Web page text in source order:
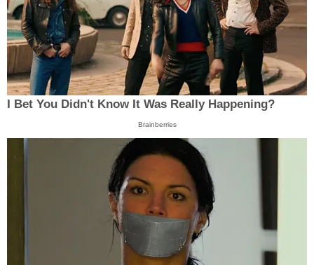
I Bet You Didn't Know It Was Really Happening?
Brainberries